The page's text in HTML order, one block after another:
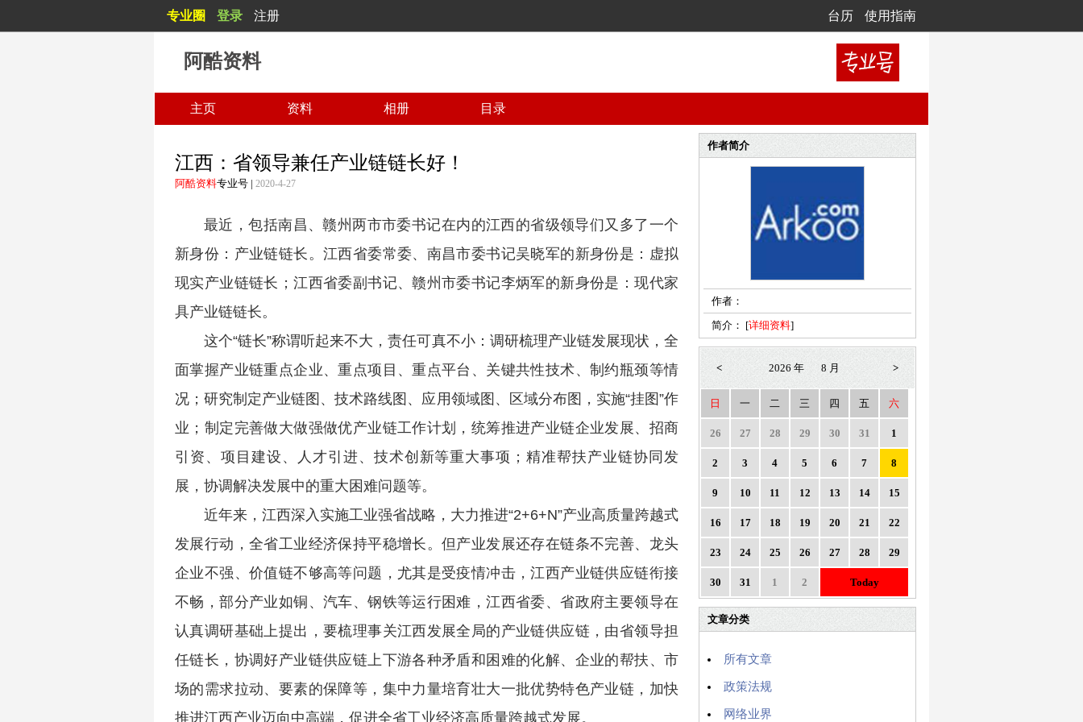
专业圈 登录 注册 台历 使用指南
阿酷资料
主页 资料 相册 目录
江西：省领导兼任产业链链长好！
阿酷资料专业号 | 2020-4-27
最近，包括南昌、赣州两市市委书记在内的江西的省级领导们又多了一个
新身份：产业链链长。江西省委常委、南昌市委书记吴晓军的新身份是：虚拟
现实产业链链长；江西省委副书记、赣州市委书记李炳军的新身份是：现代家
具产业链链长。
这个“链长”称谓听起来不大，责任可真不小：调研梳理产业链发展现状，全
面掌握产业链重点企业、重点项目、重点平台、关键共性技术、制约瓶颈等情
况；研究制定产业链图、技术路线图、应用领域图、区域分布图，实施“挂图”作
业；制定完善做大做强做优产业链工作计划，统筹推进产业链企业发展、招商
引资、项目建设、人才引进、技术创新等重大事项；精准帮扶产业链协同发
展，协调解决发展中的重大困难问题等。
近年来，江西深入实施工业强省战略，大力推进“2+6+N”产业高质量跨越式
发展行动，全省工业经济保持平稳增长。但产业发展还存在链条不完善、龙头
企业不强、价值链不够高等问题，尤其是受疫情冲击，江西产业链供应链衔接
不畅，部分产业如铜、汽车、钢铁等运行困难，江西省委、省政府主要领导在
认真调研基础上提出，要梳理事关江西发展全局的产业链供应链，由省领导担
任链长，协调好产业链供应链上下游各种矛盾和困难的化解、企业的帮扶、市
场的需求拉动、要素的保障等，集中力量培育壮大一批优势特色产业链，加快
推进江西产业迈向中高端，促进全省工业经济高质量跨越式发展。
作者简介
作者：
简介： [详细资料]
< 2026 年 8 月 >
日 一 二 三 四 五 六
26 27 28 29 30 31 1
2 3 4 5 6 7 8
9 10 11 12 13 14 15
16 17 18 19 20 21 22
23 24 25 26 27 28 29
30 31 1 2 Today
文章分类
所有文章
政策法规
网络业界